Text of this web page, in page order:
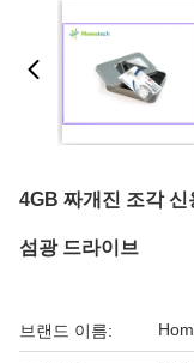
4GB 짜개진 조각
섬광 드라이브
브랜드 이름: